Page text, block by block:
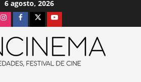
6 agosto, 2026
InstagramFacebook
X Youtube